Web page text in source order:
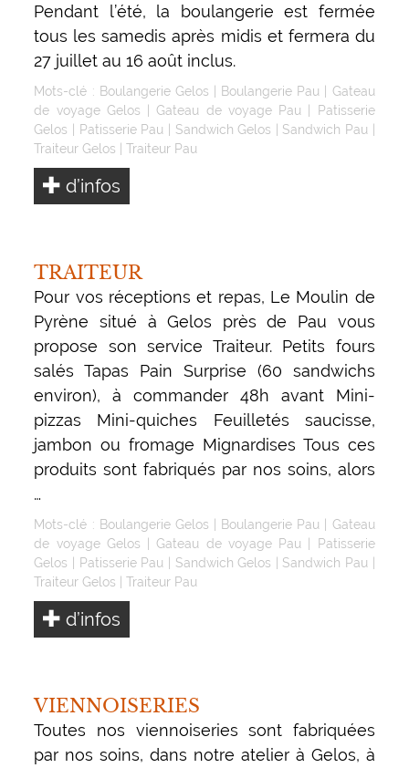
Pendant l’été, la boulangerie est fermée
tous les samedis après midis et fermera du
27 juillet au 16 août inclus.
Mots-clé : Boulangerie Gelos Boulangerie Pau
Gateau
de voyage Gelos |Gateau de voyage Pau
Patisserie
Gelos
Patisserie Pau Sandwich Gelos Sandwich Pau
Traiteur Gelos |Traiteur Pau
d’infos
TRAITEUR
Pour vos réceptions et repas, Le Moulin de
Pyrène situé à Gelos près de Pau vous
propose son service Traiteur. Petits fours
salés Tapas Pain Surprise (60 sandwichs
environ), à commander 48h avant Mini-
pizzas Mini-quiches Feuilletés saucisse,
jambon ou fromage Mignardises Tous ces
produits sont fabriqués par nos soins, alors
…
Mots-clé : Boulangerie Gelos Boulangerie Pau
Gateau
de voyage Gelos |Gateau de voyage Pau
Patisserie
Gelos
Patisserie Pau Sandwich Gelos Sandwich Pau
Traiteur Gelos |Traiteur Pau
d’infos
VIENNOISERIES
Toutes nos viennoiseries sont fabriquées
par nos soins, dans notre atelier à Gelos, à